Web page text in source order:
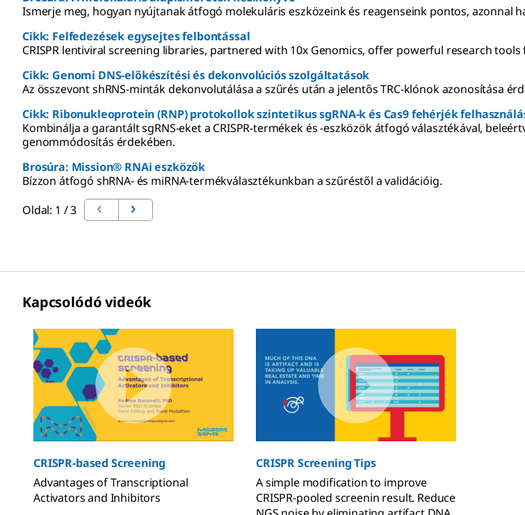
Ismerje meg, hogyan nyújtanak átfogó molekuláris eszközeink és reagenseink pontos, azonnal
Cikk: Felfedezések egysejtes felbontással
CRISPR lentiviral screening libraries, partnered with 10x Genomics, offer powerful research
Cikk: Genomi DNS-előkészítési és dekonvolúciós szolgáltatások
Az összevont shRNS-minták dekonvolutálása a szűrés után a jelentős TRC-klónok azonosítása
Cikk: Ribonukleoprotein (RNP) protokollok szintetikus sgRNA-k és Cas9 fehérjék
Kombinálja a garantált sgRNS-eket a CRISPR-termékek és -eszközök átfogó választékával,
genommódosítás érdekében.
Brosúra: Mission® RNAi eszközök
Bízzon átfogó shRNA- és miRNA-termékválasztékunkban a szűréstől a validációig.
Oldal: 1 / 3
Kapcsolódó videók
CRISPR-based Screening
Advantages of Transcriptional
Activators and Inhibitors
CRISPR Screening Tips
A simple modification to improve
CRISPR-pooled screenin result. Reduce